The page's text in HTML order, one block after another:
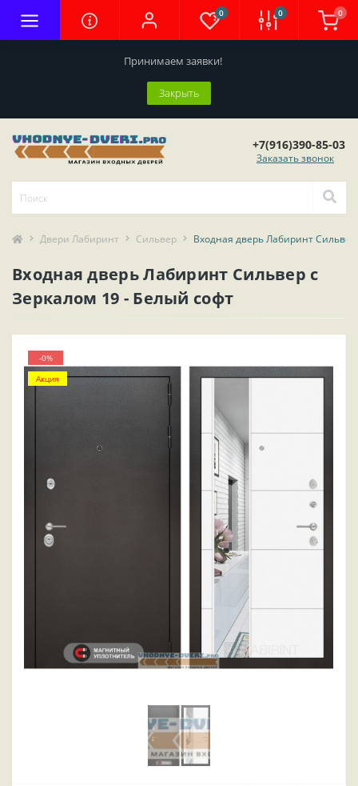
Принимаем заявки!
Закрыть
0 0 0
+7(916)390-85-03
Заказать звонок
Двери Лабиринт Сильвер Входная дверь Лабиринт
Входная дверь Лабиринт Сильвер с
Зеркалом 19 - Белый софт
-0%
Акция